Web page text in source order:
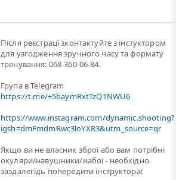
Після реєстрацї зконтактуйте з інстуктором
для узгодження зручного часу та формату
тренування: 068-360-06-84.
Група в Telegram
https://t.me/+5baymRxtTzQ1NWU6
https://www.instagram.com/dynamic.shooting?
igsh=dmFmdmRwc3loYXR3&utm_source=qr
Якщо ви не власник зброї або вам потрiбнi
окуляри/навушники/набої - необхідно
заздалегідь попередити інструктора!